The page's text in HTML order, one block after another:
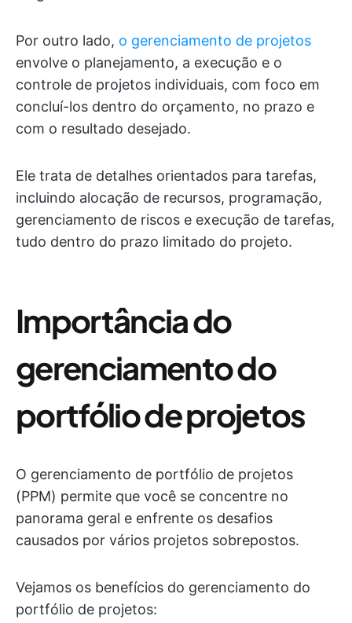
Por outro lado, o gerenciamento de projetos
envolve o planejamento, a execução e o
controle de projetos individuais, com foco em
concluí-los dentro do orçamento, no prazo e
com o resultado desejado.
Ele trata de detalhes orientados para tarefas,
incluindo alocação de recursos, programação,
gerenciamento de riscos e execução de tarefas,
tudo dentro do prazo limitado do projeto.
Importância do
gerenciamento do
portfólio de projetos
O gerenciamento de portfólio de projetos
(PPM) permite que você se concentre no
panorama geral e enfrente os desafios
causados por vários projetos sobrepostos.
Vejamos os benefícios do gerenciamento do
portfólio de projetos: